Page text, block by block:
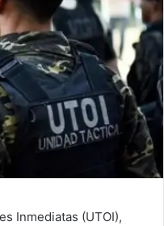
Inmediatas (UTOI),